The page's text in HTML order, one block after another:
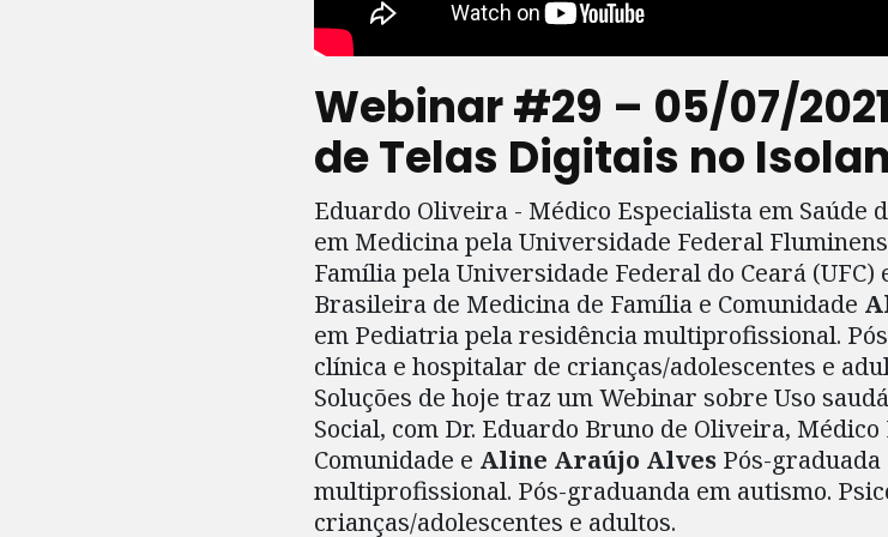
Webinar #29 – 05/07/
de Telas Digitais no
Eduardo Oliveira - Médico Especialista em Saúde
em Medicina pela Universidade Federal
Família pela Universidade Federal do Ceará
Brasileira de Medicina de Família e Comunidade
em Pediatria pela residência multiprofissional.
clínica e hospitalar de crianças/adolescentes e
Soluções de hoje traz um Webinar sobre Uso
Social, com Dr. Eduardo Bruno de Oliveira,
Comunidade e Aline Araújo Alves Pós-
multiprofissional. Pós-graduanda em autismo.
crianças/adolescentes e adultos.